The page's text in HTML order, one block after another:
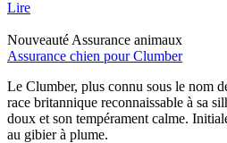
Lire
Nouveauté Assurance animaux
Assurance chien pour Clumber
Le Clumber, plus connu sous le nom
race britannique reconnaissable à sa
doux et son tempérament calme.
au gibier à plume.